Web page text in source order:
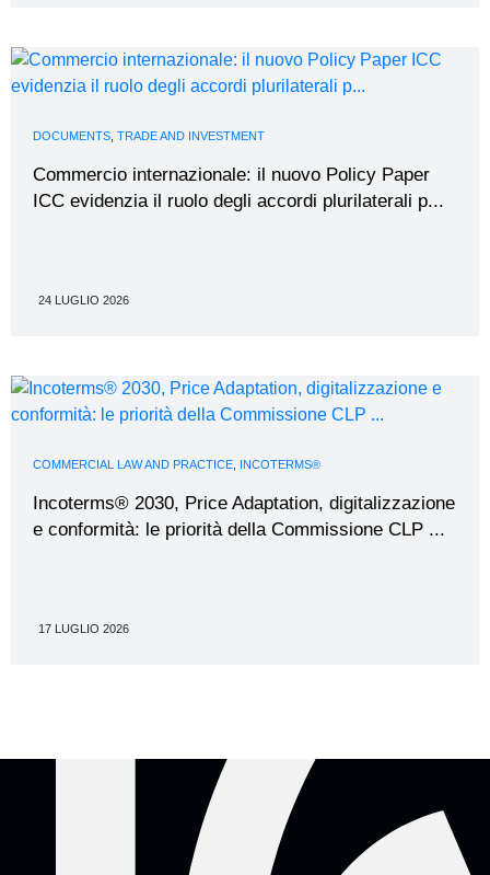
DOCUMENTS TRADE AND INVESTMENT
Commercio internazionale: il nuovo Policy Paper
ICC evidenzia il ruolo degli accordi plurilaterali p...
24 LUGLIO 2026
COMMERCIAL LAW AND PRACTICE INCOTERMS®
Incoterms® 2030, Price Adaptation, digitalizzazione
e conformità: le priorità della Commissione CLP ...
17 LUGLIO 2026